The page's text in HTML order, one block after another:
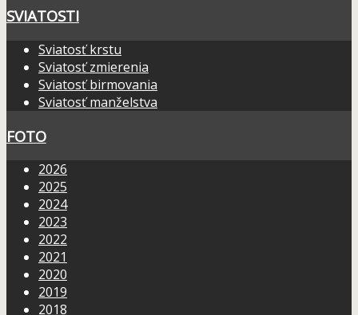
SVIATOSTI
Sviatosť krstu
Sviatosť zmierenia
Sviatosť birmovania
Sviatosť manželstva
FOTO
2026
2025
2024
2023
2022
2021
2020
2019
2018